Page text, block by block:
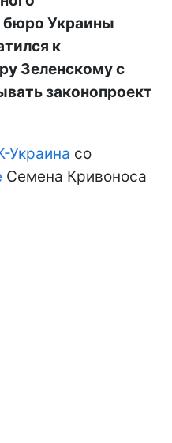
бюро Украины
к
Зеленскому с
законопроект
Украина со
Семена Кривоноса